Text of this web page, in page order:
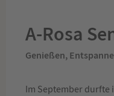
A-Rosa
Genießen,
Im September durfte